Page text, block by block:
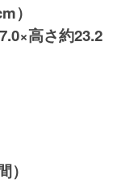
）
高さ約23.2